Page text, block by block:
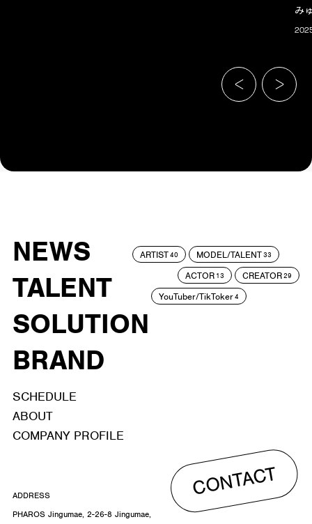
み
NEWS
TALENT
SOLUTION
BRAND
ARTIST40 MODEL/TALENT33
ACTOR 13 CREATOR29
YouTuber/TikToker4
SCHEDULE
ABOUT
COMPANY PROFILE
CONTACT
ADDRESS
PHAROS Jingumae, 2-26-8 Jingumae,